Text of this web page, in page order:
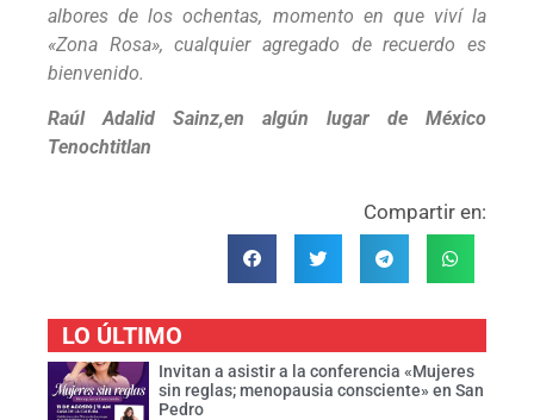
albores de los ochentas, momento en que viví la
«Zona Rosa», cualquier agregado de recuerdo es
bienvenido.
Raúl Adalid Sainz,en algún lugar de México
Tenochtitlan
Compartir en:
LO ÚLTIMO
Invitan a asistir a la conferencia «Mujeres
sin reglas; menopausia consciente» en San
Pedro